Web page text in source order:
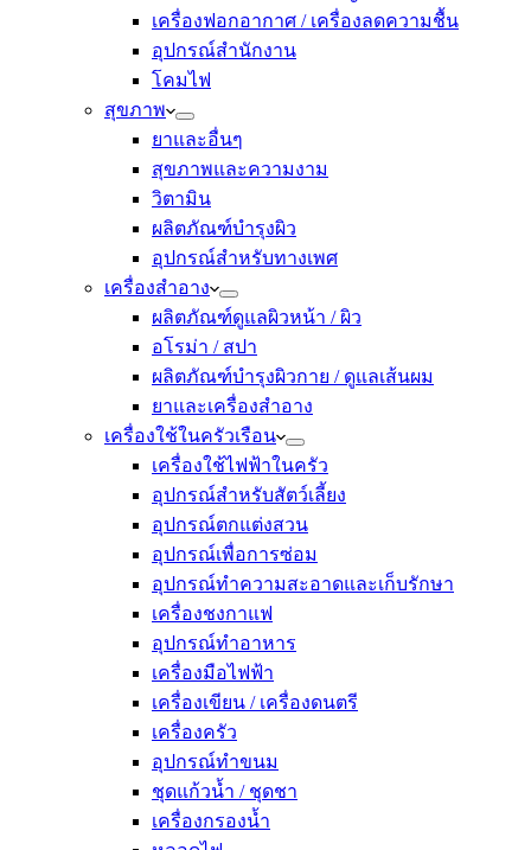
เครื่องฟอกอากาศ / เครื่องลดความชื้น
อุปกรณ์สำนักงาน
โคมไฟ
สุขภาพ
ยาและอื่นๆ
สุขภาพและความงาม
วิตามิน
ผลิตภัณฑ์บำรุงผิว
อุปกรณ์สำหรับทางเพศ
เครื่องสำอาง
ผลิตภัณฑ์ดูแลผิวหน้า / ผิว
อโรม่า / สปา
ผลิตภัณฑ์บำรุงผิวกาย / ดูแลเส้นผม
ยาและเครื่องสำอาง
เครื่องใช้ในครัวเรือน
เครื่องใช้ไฟฟ้าในครัว
อุปกรณ์สำหรับสัตว์เลี้ยง
อุปกรณ์ตกแต่งสวน
อุปกรณ์เพื่อการซ่อม
อุปกรณ์ทำความสะอาดและเก็บรักษา
เครื่องชงกาแฟ
อุปกรณ์ทำอาหาร
เครื่องมือไฟฟ้า
เครื่องเขียน / เครื่องดนตรี
เครื่องครัว
อุปกรณ์ทำขนม
ชุดแก้วน้ำ / ชุดชา
เครื่องกรองน้ำ